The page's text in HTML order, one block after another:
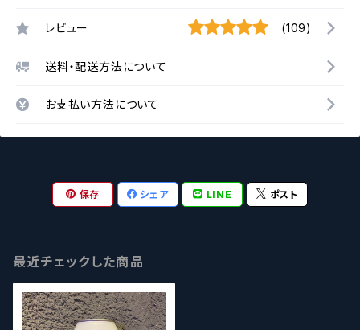
レビュー (109)
送料・配送方法について
お支払い方法について
保存 シェア LINE ポスト
最近チェックした商品